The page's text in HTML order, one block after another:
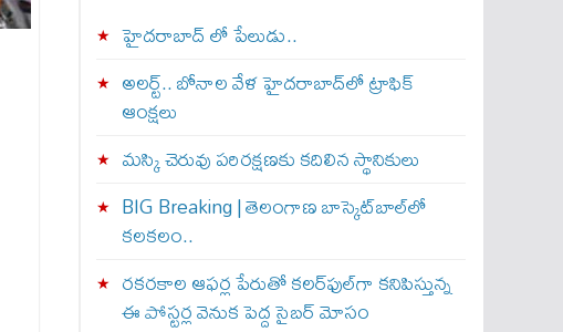
హైదరాబాద్ లో పేలుడు..
అలర్ట్‌.. బోనాల వేళ హైదరాబాద్‌లో ట్రాఫిక్‌
ఆంక్షలు
మస్కి చెరువు పరిరక్షణకు కదిలిన స్థానికులు
BIG Breaking | తెలంగాణ బాస్కెట్‌బాల్‌లో
కలకలం..
రకరకాల ఆఫర్ల పేరుతో కలర్‌ఫుల్‌గా కనిపిస్తున్న
ఈ పోస్టర్ల వెనుక పెద్ద సైబర్ మోసం